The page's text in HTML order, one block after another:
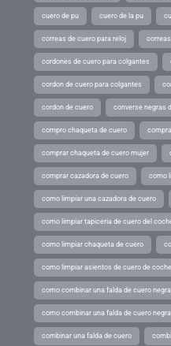
cuero de pu cuero de la pu
correas de cuero para reloj
cordones de cuero para colgantes
cordon de cuero para colgantes
cordon de cuero converse negras
compro chaqueta de cuero
comprar chaqueta de cuero mujer
comprar cazadora de cuero como
como limpiar una cazadora de cuero
como limpiar tapiceria de cuero del
como limpiar chaqueta de cuero
como limpiar asientos de cuero de coche
como combinar una falda de cuero
como combinar una falda de cuero negra
combinar una falda de cuero